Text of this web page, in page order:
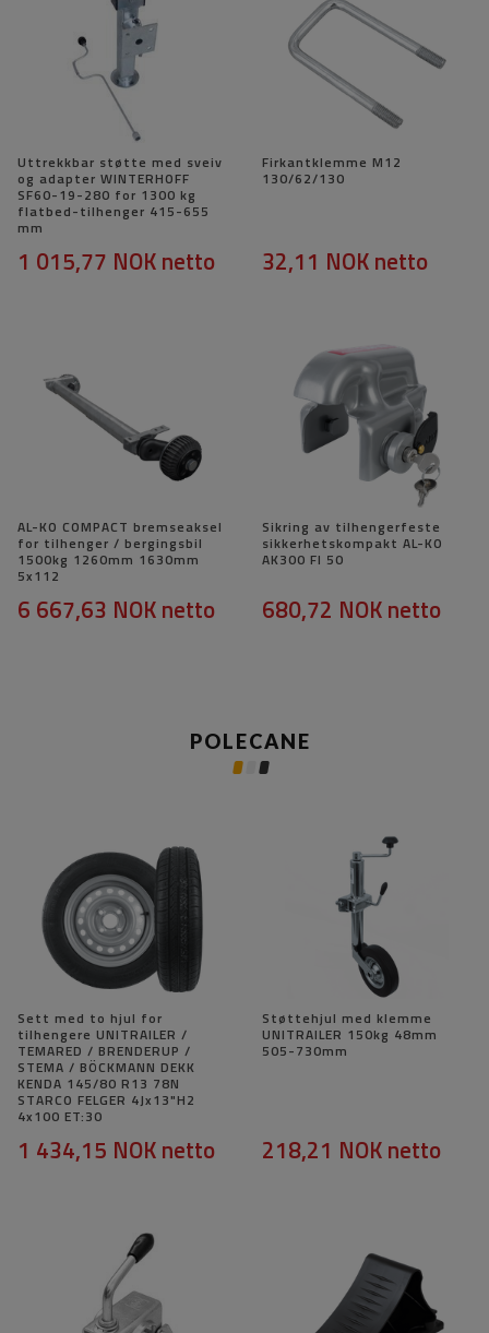
Uttrekkbar støtte med sveiv
og adapter WINTERHOFF
SF60-19-280 for 1300 kg
flatbed-tilhenger 415-655
mm
1 015,77 NOKnetto
Firkantklemme M12
130/62/130
32,11 NOKnetto
AL-KO COMPACT bremseaksel
for tilhenger / bergingsbil
1500kg 1260mm 1630mm
5x112
6 667,63 NOKnetto
Sikring av tilhengerfeste
sikkerhetskompakt AL-KO
AK300 FI 50
680,72 NOKnetto
POLECANE
Sett med to hjul for
tilhengere UNITRAILER /
TEMARED / BRENDERUP /
STEMA / BÖCKMANN DEKK
KENDA 145/80 R13 78N
STARCO FELGER 4Jx13"H2
4x100 ET:30
1 434,15 NOKnetto
Støttehjul med klemme
UNITRAILER 150kg 48mm
505-730mm
218,21 NOKnetto